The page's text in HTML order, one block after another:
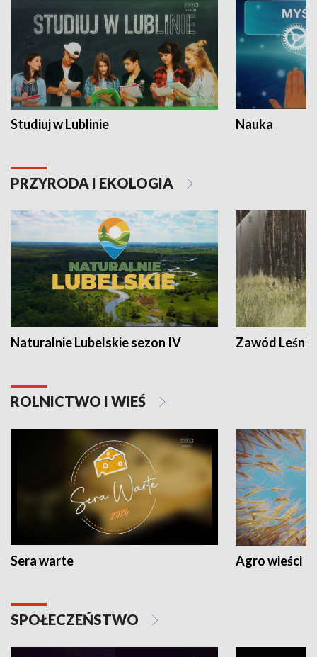
Studiuj w Lublinie Nauka
PRZYRODA I EKOLOGIA
Naturalnie Lubelskie sezon IV Zawód Leśnik
ROLNICTWO I WIEŚ
Sera warte Agro wieści
SPOŁECZEŃSTWO